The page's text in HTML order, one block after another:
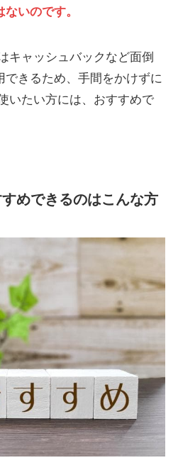
いのです。
キャッシュバックなど面倒
きるため、手間をかけずに
いたい方には、おすすめで
めできるのはこんな方